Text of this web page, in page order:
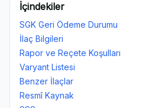
İçindekiler
SGK Geri Ödeme Durumu
İlaç Bilgileri
Rapor ve Reçete Koşulları
Varyant Listesi
Benzer İlaçlar
Resmî Kaynak